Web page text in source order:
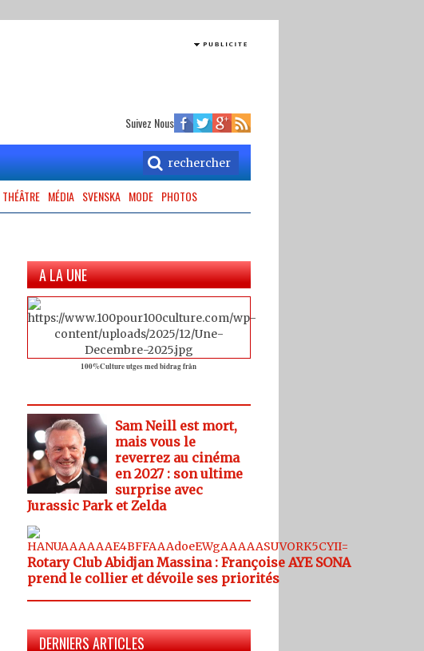
Suivez Nous
THÉÂTRE MÉDIA SVENSKA MODE PHOTOS
A LA UNE
100%Culture utges med bidrag från
Sam Neill est mort,
mais vous le
reverrez au cinéma
en 2027 : son ultime
surprise avec
Jurassic Park et Zelda
Rotary Club Abidjan Massina : Françoise AYE SONA
prend le collier et dévoile ses priorités
DERNIERS ARTICLES